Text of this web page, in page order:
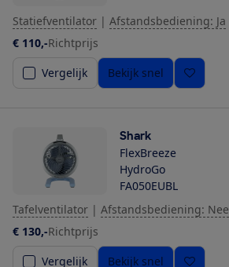
Statiefventilator | Afstandsbediening: Ja
€ 110,-Richtprijs
Vergelijk
Bekijk snel
Shark
FlexBreeze
HydroGo
FA050EUBL
Tafelventilator | Afstandsbediening: Nee
€ 130,-Richtprijs
Vergelijk
Bekijk snel